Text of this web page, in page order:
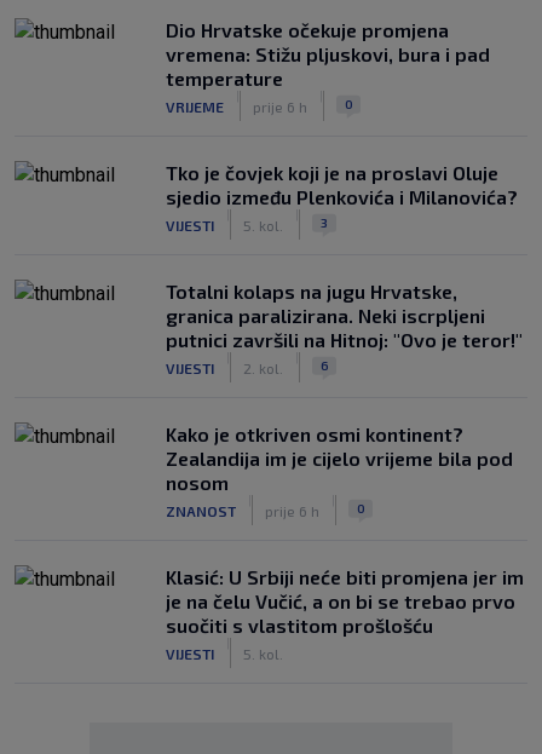
Dio Hrvatske očekuje promjena
vremena: Stižu pljuskovi, bura i pad
temperature
VRIJEME prije 6 h 0
Tko je čovjek koji je na proslavi Oluje
sjedio između Plenkovića i Milanovića?
VIJESTI 5. kol. 3
Totalni kolaps na jugu Hrvatske,
granica paralizirana. Neki iscrpljeni
putnici završili na Hitnoj: "Ovo je teror!"
VIJESTI 2. kol. 6
Kako je otkriven osmi kontinent?
Zealandija im je cijelo vrijeme bila pod
nosom
ZNANOST prije 6 h 0
Klasić: U Srbiji neće biti promjena jer im
je na čelu Vučić, a on bi se trebao prvo
suočiti s vlastitom prošlošću
VIJESTI 5. kol.